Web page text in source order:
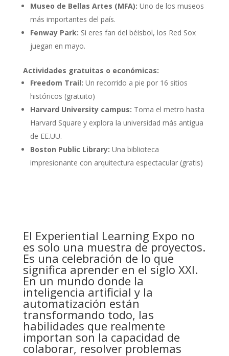
Museo de Bellas Artes (MFA): Uno de los museos
más importantes del país.
Fenway Park: Si eres fan del béisbol, los Red Sox
juegan en mayo.
Actividades gratuitas o económicas:
Freedom Trail: Un recorrido a pie por 16 sitios
históricos (gratuito)
Harvard University campus: Toma el metro hasta
Harvard Square y explora la universidad más antigua
de EE.UU.
Boston Public Library: Una biblioteca
impresionante con arquitectura espectacular (gratis)
El Experiential Learning Expo no
es solo una muestra de proyectos.
Es una celebración de lo que
significa aprender en el siglo XXI.
En un mundo donde la
inteligencia artificial y la
automatización están
transformando todo, las
habilidades que realmente
importan son la capacidad de
colaborar, resolver problemas